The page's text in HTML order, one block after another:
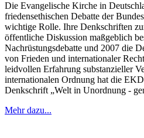
Die Evangelische Kirche in
friedensethischen Debatte der
wichtige Rolle. Ihre Denkschriften
öffentliche Diskussion maßgeblich
Nachrüstungsdebatte und 2007 die
von Frieden und internationaler
leidvollen Erfahrung substanzieller
internationalen Ordnung hat die
Denkschrift „Welt in Unordnung -
Mehr dazu...